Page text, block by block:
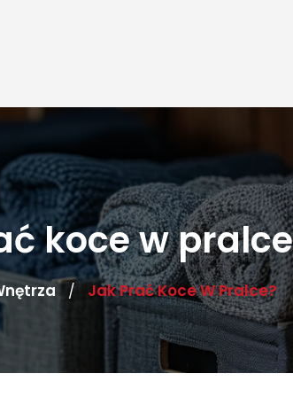
koce w
/ Jak Prać Koce W Pralce?